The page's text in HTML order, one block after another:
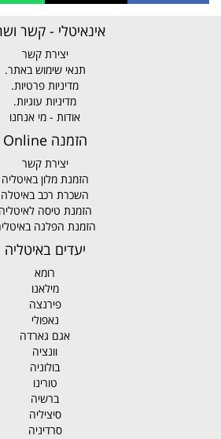
אינאיטלי - קשר
יצירת קשר
תנאי שימוש באתר.
מדיניות פרטיות.
מדיניות עוגיות.
אודות - מי אנחנו
הזמנה Online
יצירת קשר
הזמנת מלון באיטליה
השכרת רכב באיטלה
הזמנת טיסה לאיטליה
הזמנת הפלגה
יעדים באיטליה
רומא
מילאנו
פירנצה
נאפולי
אגם גארדה
וונציה
בולוניה
טורינו
ברשיה
סיציליה
סרדיניה